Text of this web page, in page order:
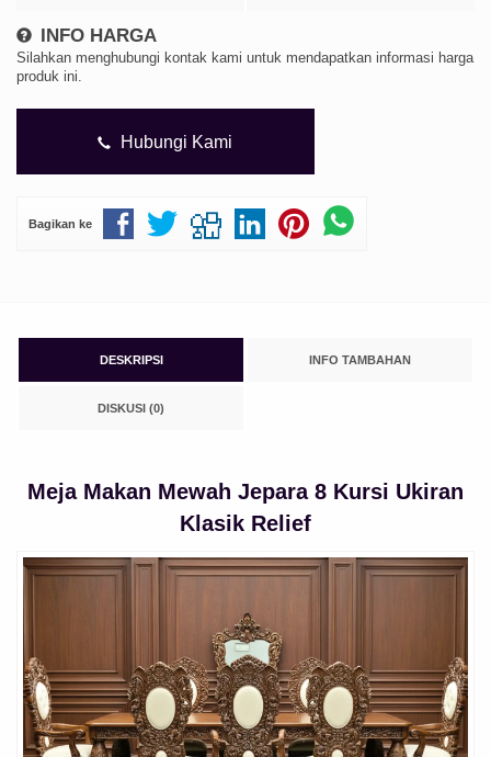
INFO HARGA
Silahkan menghubungi kontak kami untuk mendapatkan informasi harga
produk ini.
Hubungi Kami
Bagikan ke
DESKRIPSI INFO TAMBAHAN
DISKUSI (0)
Meja Makan Mewah Jepara 8 Kursi Ukiran
Klasik Relief